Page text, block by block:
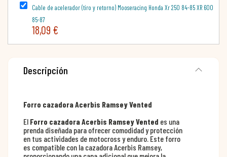
Cable de acelerador (tiro y retorno) Mooseracing Honda Xr 250 84-85 XR 600
85-87
18,09 €
Descripción
Forro cazadora Acerbis Ramsey Vented
El Forro cazadora Acerbis Ramsey Vented es una
prenda diseñada para ofrecer comodidad y protección
en tus actividades de motocross y enduro. Este forro
es compatible con la cazadora Acerbis Ramsey,